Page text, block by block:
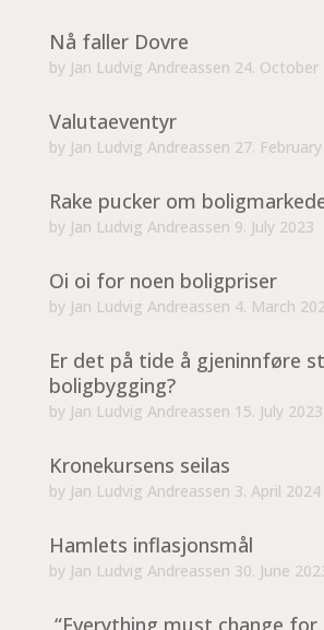
Nå faller Dovre
by Jan Ludvig Andreassen 24. October
Valutaeventyr
by Jan Ludvig Andreassen 27.
Rake pucker om
by Jan Ludvig Andreassen 9. July 2023
Oi oi for noen boligpriser
by Jan Ludvig Andreassen 4. March
Er det på tide å gjeninnføre
boligbygging?
by Jan Ludvig Andreassen 15. July 2023
Kronekursens seilas
by Jan Ludvig Andreassen 3. April 2024
Hamlets inflasjonsmål
by Jan Ludvig Andreassen 30. June